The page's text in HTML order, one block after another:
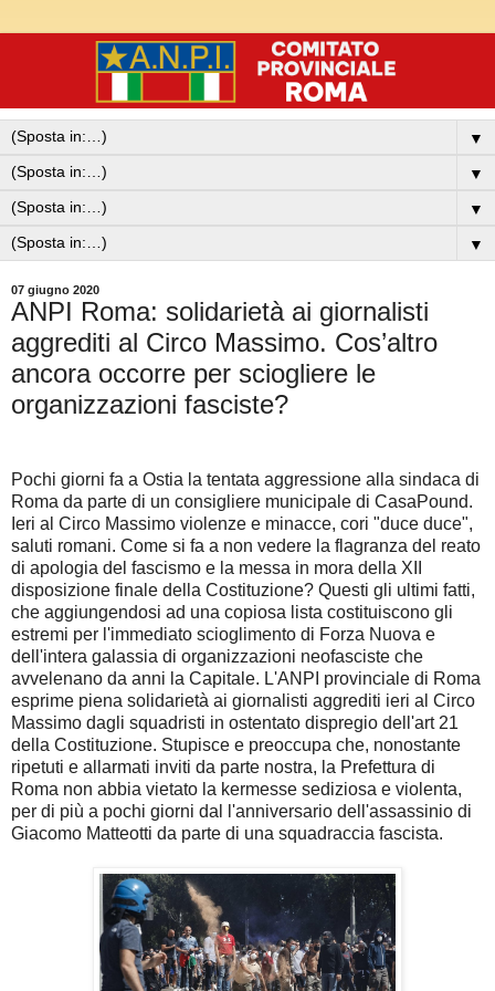
▼
▼
▼
▼
07 giugno 2020
ANPI Roma: solidarietà ai giornalisti
aggrediti al Circo Massimo. Cos’altro
ancora occorre per sciogliere le
organizzazioni fasciste?
Pochi giorni fa a Ostia la tentata aggressione alla sindaca di
Roma da parte di un consigliere municipale di CasaPound.
Ieri al Circo Massimo violenze e minacce, cori "duce duce",
saluti romani. Come si fa a non vedere la flagranza del reato
di apologia del fascismo e la messa in mora della XII
disposizione finale della Costituzione? Questi gli ultimi fatti,
che aggiungendosi ad una copiosa lista costituiscono gli
estremi per l'immediato scioglimento di Forza Nuova e
dell'intera galassia di organizzazioni neofasciste che
avvelenano da anni la Capitale. L'ANPI provinciale di Roma
esprime piena solidarietà ai giornalisti aggrediti ieri al Circo
Massimo dagli squadristi in ostentato dispregio dell'art 21
della Costituzione. Stupisce e preoccupa che, nonostante
ripetuti e allarmati inviti da parte nostra, la Prefettura di
Roma non abbia vietato la kermesse sediziosa e violenta,
per di più a pochi giorni dal l'anniversario dell'assassinio di
Giacomo Matteotti da parte di una squadraccia fascista.